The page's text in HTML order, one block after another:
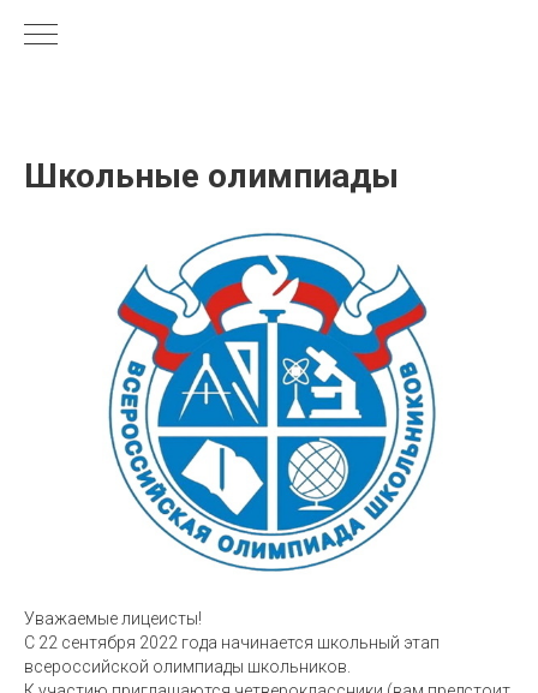
Школьные олимпиады
Уважаемые лицеисты!
С 22 сентября 2022 года начинается школьный этап
всероссийской олимпиады школьников.